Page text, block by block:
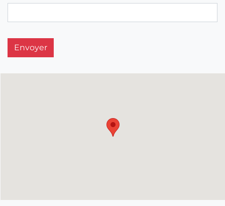
Envoyer